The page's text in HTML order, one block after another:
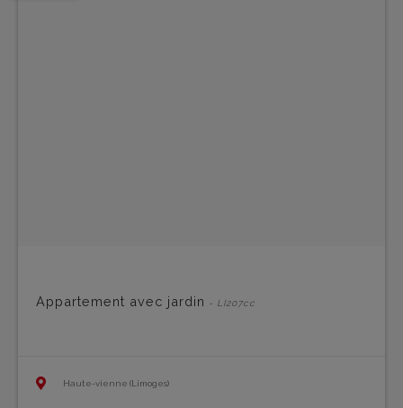
Appartement avec jardin - LI207cc
Haute-vienne (Limoges)